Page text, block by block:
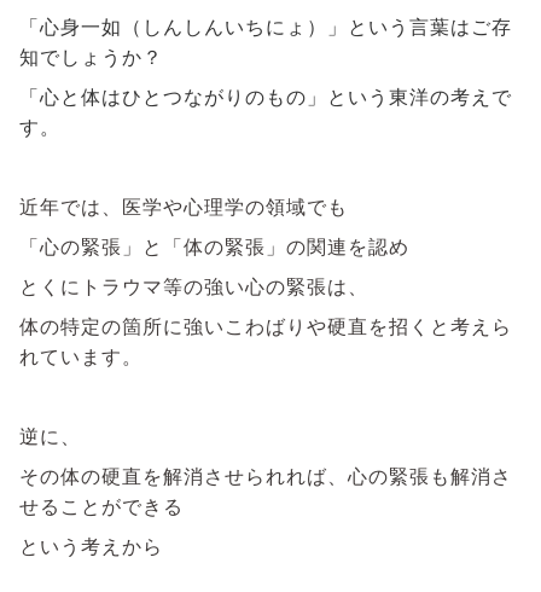
「心身一如（しんしんいちにょ）」という言葉はご存
知でしょうか？
「心と体はひとつながりのもの」という東洋の考えで
す。
近年では、医学や心理学の領域でも
「心の緊張」と「体の緊張」の関連を認め
とくにトラウマ等の強い心の緊張は、
体の特定の箇所に強いこわばりや硬直を招くと考えら
れています。
逆に、
その体の硬直を解消させられれば、心の緊張も解消さ
せることができる
という考えから